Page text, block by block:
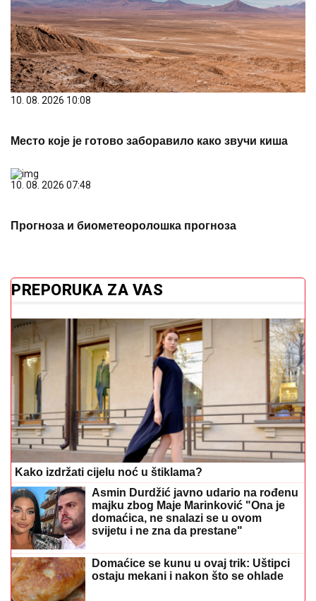
10. 08. 2026 10:08
Место које је готово заборавило како звучи киша
10. 08. 2026 07:48
Прогноза и биометеоролошка прогноза
PREPORUKA ZA VAS
Kako izdržati cijelu noć u štiklama?
Asmin Durdžić javno udario na rođenu
majku zbog Maje Marinković "Ona je
domaćica, ne snalazi se u ovom
svijetu i ne zna da prestane"
Domaćice se kunu u ovaj trik: Uštipci
ostaju mekani i nakon što se ohlade